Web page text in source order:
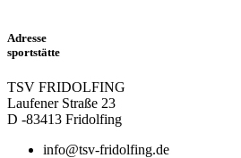
Adresse
sportstätte
TSV FRIDOLFING
Laufener Straße 23
D -83413 Fridolfing
info@tsv-fridolfing.de